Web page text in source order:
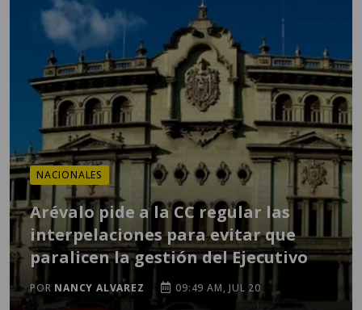
NACIONALES
Arévalo pide a la CC regular las
interpelaciones para evitar que
paralicen la gestión del Ejecutivo
POR NANCY ALVAREZ 09:49 AM, JUL 20